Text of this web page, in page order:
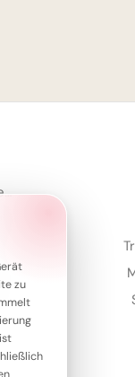
zu
Wissen ist der Schlüssel - Inspirierende Schulstart Bilder für Telegram
Forschergeist wecken: Inspirierende Schulstart-Bilder für Facebook
Ordnung leicht gemacht: Dein motivierender Spruch für Instagram zum Schulstart!